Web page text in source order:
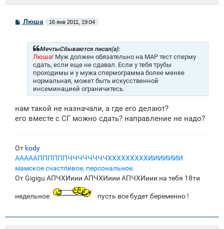
С
о
Люша 16 янв 2011, 19:04
МечтыСбываются писал(а):
Люша! Муж должен обязательно на МАР тест сперму
сдать, если еще не сдавал. Если у тебя трубы
проходимы и у мужа спермограмма более менее
нормальная, может быть искусственной
инсеминацией ограничитесь.
нам такой не назначали, а где его делают?
его вместе с СГ можно сдать? направление не надо?
От kody
АААААППППППЧЧЧЧЧЧЧЧХХХХХХХХХИИИИИИИ
мамское счастливое, персональное.
От Gigigu АПЧХИиии АПЧХИиии АПЧХИиии на тебя 18ти
недельное пусть все будет беременно !